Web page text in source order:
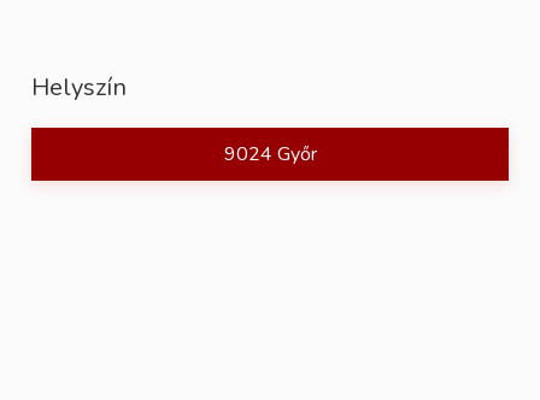
Helyszín
9024 Győr